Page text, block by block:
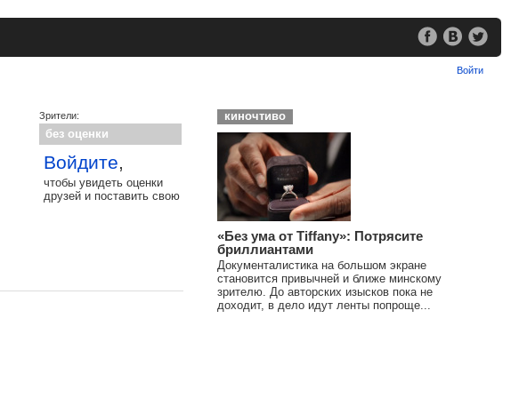
Войти
Зрители:
без оценки
Войдите,
чтобы увидеть оценки
друзей и поставить свою
киночтиво
«Без ума от Tiffany»: Потрясите
бриллиантами
Документалистика на большом экране
становится привычней и ближе минскому
зрителю. До авторских изысков пока не
доходит, в дело идут ленты попроще...